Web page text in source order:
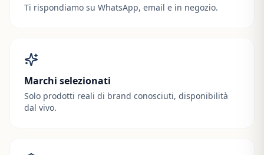
Ti rispondiamo su WhatsApp, email e in negozio.
Marchi selezionati
Solo prodotti reali di brand conosciuti, disponibilità
dal vivo.